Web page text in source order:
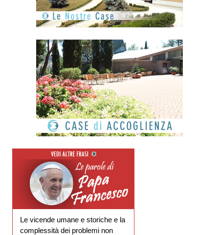
Le vicende umane e storiche e la
complessità dei problemi non